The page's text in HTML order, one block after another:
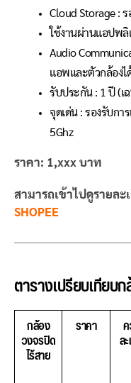
Cloud Storage : ร
ใช้งานผ่านแอปพลิ
Audio
แอพและตัวกล้องไ
รับประกัน : 1 ปี (เ
จุดเด่น : รองรับกา
5Ghz
ราคา: 1,xxx บาท
สามารถเข้าไปดูรายละ
SHOPEE
ตารางเปรียบเทียบ
กล้อง
วงจรปิด
ไร้สาย
ราคา
ล